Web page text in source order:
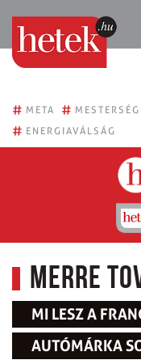
# META #
# ENERGIAVÁLSÁG
Merre
MI LESZ A
AUTÓMÁRKA